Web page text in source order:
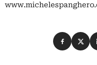
Condividi